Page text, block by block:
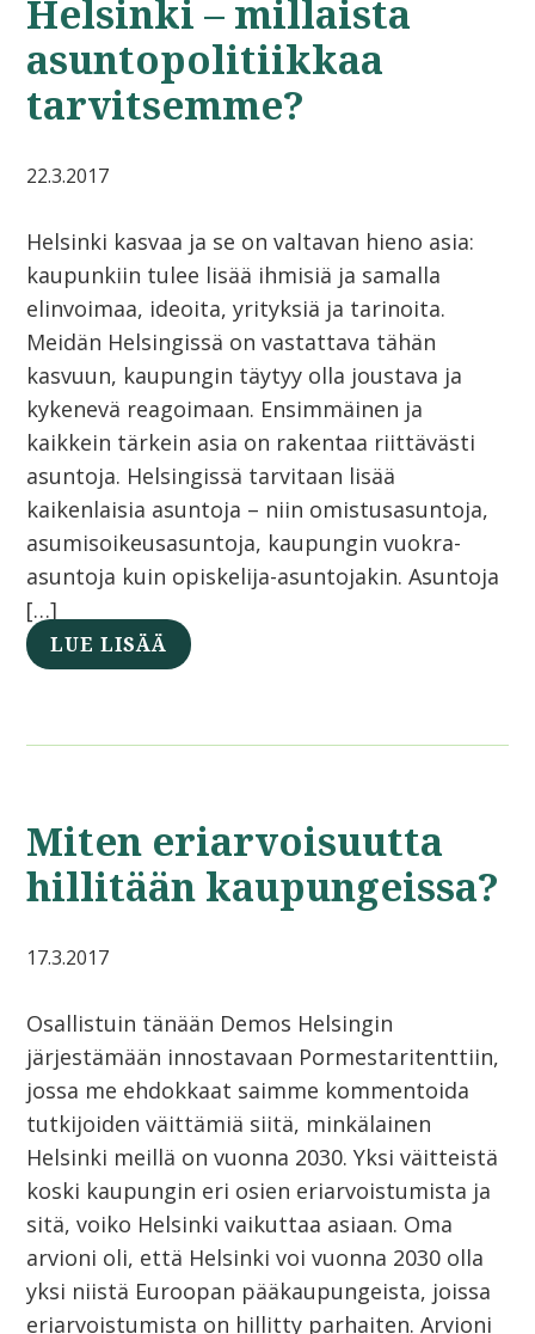
Helsinki – millaista
asuntopolitiikkaa
tarvitsemme?
22.3.2017
Helsinki kasvaa ja se on valtavan hieno asia:
kaupunkiin tulee lisää ihmisiä ja samalla
elinvoimaa, ideoita, yrityksiä ja tarinoita.
Meidän Helsingissä on vastattava tähän
kasvuun, kaupungin täytyy olla joustava ja
kykenevä reagoimaan. Ensimmäinen ja
kaikkein tärkein asia on rakentaa riittävästi
asuntoja. Helsingissä tarvitaan lisää
kaikenlaisia asuntoja – niin omistusasuntoja,
asumisoikeusasuntoja, kaupungin vuokra-
asuntoja kuin opiskelija-asuntojakin. Asuntoja
[…]
LUE LISÄÄ
Miten eriarvoisuutta
hillitään kaupungeissa?
17.3.2017
Osallistuin tänään Demos Helsingin
järjestämään innostavaan Pormestaritenttiin,
jossa me ehdokkaat saimme kommentoida
tutkijoiden väittämiä siitä, minkälainen
Helsinki meillä on vuonna 2030. Yksi väitteistä
koski kaupungin eri osien eriarvoistumista ja
sitä, voiko Helsinki vaikuttaa asiaan. Oma
arvioni oli, että Helsinki voi vuonna 2030 olla
yksi niistä Euroopan pääkaupungeista, joissa
eriarvoistumista on hillitty parhaiten. Arvioni